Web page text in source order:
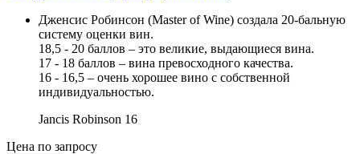
Дженсис Робинсон (Master of Wine) создала 20-бальную
систему оценки вин.
18,5 - 20 баллов – это великие, выдающиеся вина.
17 - 18 баллов – вина превосходного качества.
16 - 16,5 – очень хорошее вино с собственной
индивидуальностью.
Jancis Robinson 16
Цена по запросу